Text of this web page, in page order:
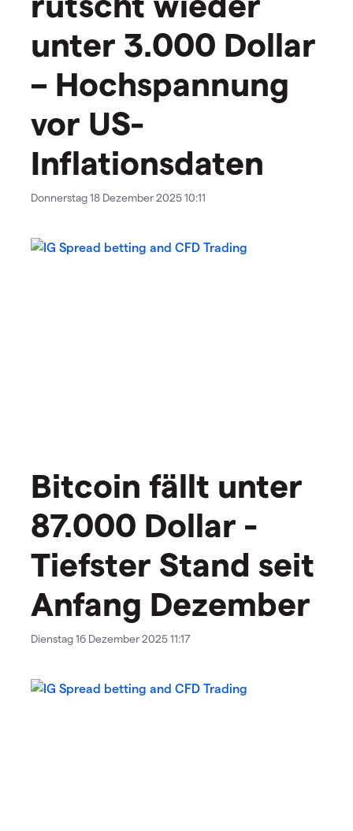
unter 3.000 Dollar
– Hochspannung
vor US-
Inflationsdaten
Donnerstag 18 Dezember 2025 10:11
Bitcoin fällt unter
87.000 Dollar -
Tiefster Stand seit
Anfang Dezember
Dienstag 16 Dezember 2025 11:17